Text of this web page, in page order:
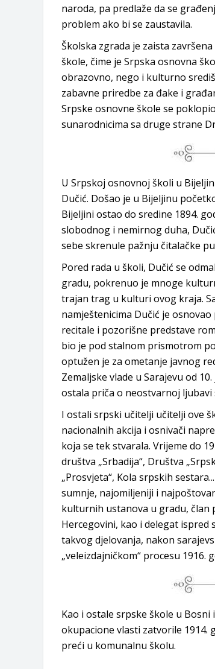
naroda, pa predlaže da se
problem ako bi se zaustavila.
Školska zgrada je zaista
škole, čime je Srpska osnovna
obrazovno, nego i kulturno
zabavne priredbe za đake i
Srpske osnovne škole se
sunarodnicima sa druge strane
U Srpskoj osnovnoj školi u
Dučić. Došao je u Bijeljinu
Bijeljini ostao do sredine 1894.
slobodnog i nemirnog duha,
sebe skrenule pažnju čitalačke
Pored rada u školi, Dučić se
gradu, pokrenuo je mnoge
trajan trag u kulturi ovog kraja.
namještenicima Dučić je
recitale i pozorišne predstave
bio je pod stalnom prismotrom
optužen je za ometanje javnog
Zemaljske vlade u Sarajevu od
ostala priča o neostvarnoj
I ostali srpski učitelji učitelji ove
nacionalnih akcija i osnivači
koja se tek stvarala. Vrijeme do
društva „Srbadija“, Društva
„Prosvjeta“, Kola srpskih
sumnje, najomiljeniji i
kulturnih ustanova u gradu, član
Hercegovini, kao i delegat
takvog djelovanja, nakon
„veleizdajničkom“ procesu
Kao i ostale srpske škole u
okupacione vlasti zatvorile 1914.
preći u komunalnu školu.